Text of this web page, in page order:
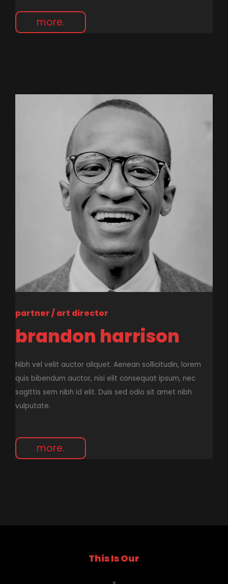
more.
partner / art director
brandon harrison
Nibh vel velit auctor aliquet. Aenean sollicitudin, lorem
quis bibendum auctor, nisi elit consequat ipsum, nec
sagittis sem nibh id elit. Duis sed odio sit amet nibh
vulputate.
more.
This Is Our